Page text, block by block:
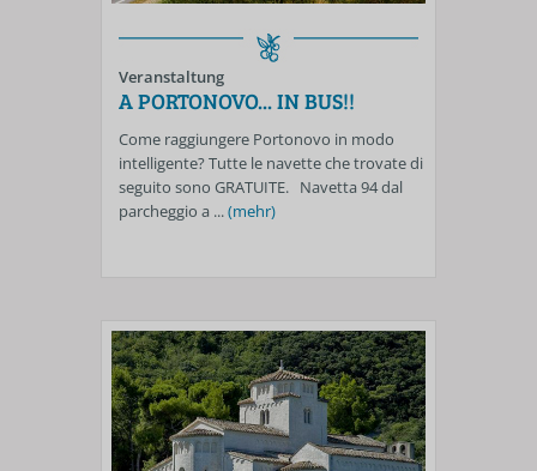
Veranstaltung
A PORTONOVO... IN BUS!!
Come raggiungere Portonovo in modo
intelligente? Tutte le navette che trovate di
seguito sono GRATUITE. Navetta 94 dal
parcheggio a ...(mehr)